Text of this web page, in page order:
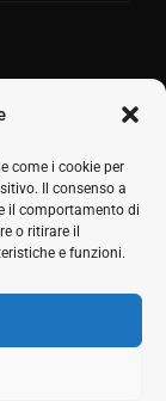
come i cookie per
Il consenso a
il comportamento di
o ritirare il
e funzioni.
|
Facebook
Twitter
LinkedIn